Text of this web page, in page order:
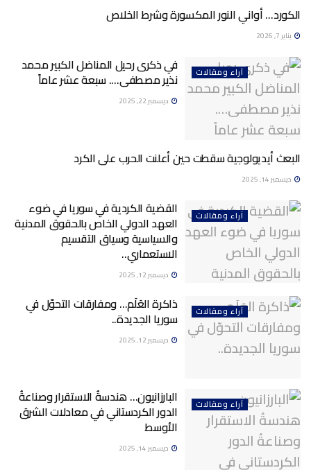
آراء ومقالات
الكورد… أواني النور المكسورة وشرط الخلاص
يناير 7, 2026
آراء ومقالات في ذكرى رحيل المناضل الكبير محمد
نذير مصطفى…. سبعة عشر عاماً
ديسمبر 22, 2025
آراء ومقالات
البعث أيديولوجية سقطت حين أعلنت الحرب على الكرد
ديسمبر 14, 2025
آراء ومقالات القضية الكردية في سوريا في ضوء
العهد الدولي الخاص بالحقوق المدنية
والسياسية وسياق التقسيم
الاستعماري..
ديسمبر 12, 2025
آراء ومقالات ذاكرة العَلَم… ومفارقات التحوّل في
سوريا الجديدة..
ديسمبر 12, 2025
آراء ومقالات البارزانيون… هندسةُ الاستقرار وصناعةُ
الدور الكردستاني في معادلات الشرق
الأوسط
ديسمبر 14, 2025